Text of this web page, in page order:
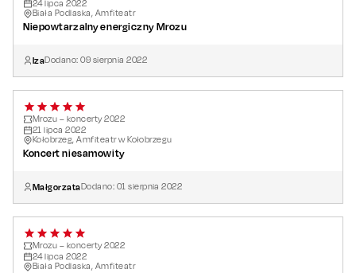
24lipca 2022
Biała Podlaska, Amfiteatr
Niepowtarzalny energiczny Mrozu
IzaDodano:09 sierpnia 2022
Mrozu – koncerty 2022
21 lipca 2022
Kołobrzeg, Amfiteatr w Kołobrzegu
Koncert niesamowity
MałgorzataDodano: 01 sierpnia 2022
Mrozu – koncerty 2022
24lipca 2022
Biała Podlaska, Amfiteatr